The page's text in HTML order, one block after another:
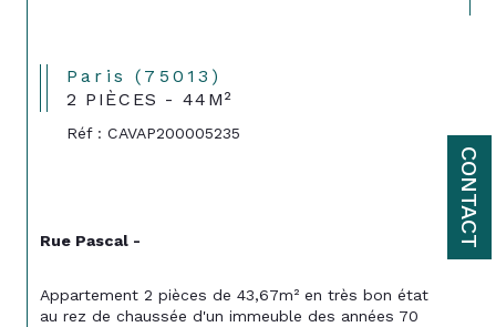
CONTACT
Paris (75013)
2 PIÈCES - 44M²
Réf : CAVAP200005235
Rue Pascal -
Appartement 2 pièces de 43,67m² en très bon état
au rez de chaussée d'un immeuble des années 70